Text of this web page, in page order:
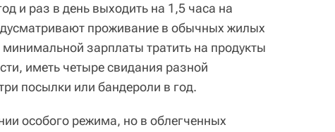
и раз в день выходить на 1,5 часа на
проживание в обычных жилых
зарплаты тратить на продукты
иметь четыре свидания разной
посылки или бандероли в год.
особого режима, но в облегченных